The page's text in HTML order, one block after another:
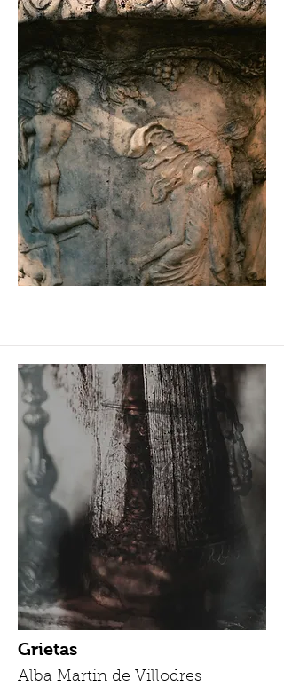
Grietas
Alba Martin de Villodres